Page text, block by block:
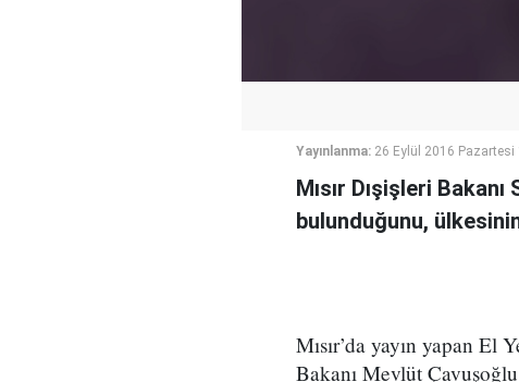
Yayınlanma: 26 Eylül 2016 Pazartesi
Mısır Dışişleri
bulunduğunu,
Mısır’da yayın yapan El
Bakanı Mevlüt